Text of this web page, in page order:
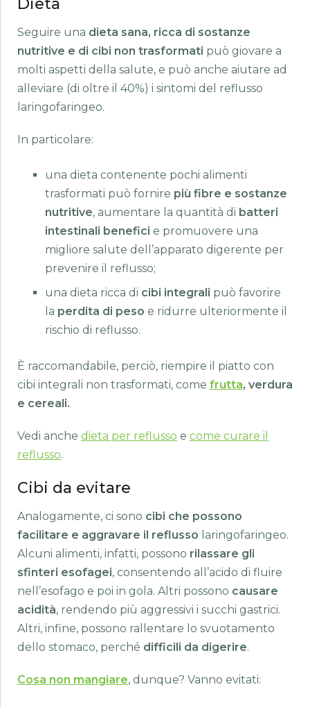
Seguire una dieta sana, ricca di sostanze
nutritive e di cibi non trasformati può giovare a
molti aspetti della salute, e può anche aiutare ad
alleviare (di oltre il 40%) i sintomi del reflusso
laringofaringeo.
In particolare:
una dieta contenente pochi alimenti
trasformati può fornire più fibre e sostanze
nutritive, aumentare la quantità di batteri
intestinali benefici e promuovere una
migliore salute dell’apparato digerente per
prevenire il reflusso;
una dieta ricca di cibi integrali può favorire
la perdita di peso e ridurre ulteriormente il
rischio di reflusso.
È raccomandabile, perciò, riempire il piatto con
cibi integrali non trasformati, come frutta, verdura
e cereali.
Vedi anche dieta per reflusso e come curare il
reflusso.
Cibi da evitare
Analogamente, ci sono cibi che possono
facilitare e aggravare il reflusso laringofaringeo.
Alcuni alimenti, infatti, possono rilassare gli
sfinteri esofagei, consentendo all’acido di fluire
nell’esofago e poi in gola. Altri possono causare
acidità, rendendo più aggressivi i succhi gastrici.
Altri, infine, possono rallentare lo svuotamento
dello stomaco, perché difficili da digerire.
Cosa non mangiare, dunque? Vanno evitati: